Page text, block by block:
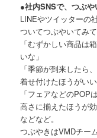
●社内SNSで、つぶや
LINEやツイッターの
ついてつぶやいてみて
「むずかしい商品は
いな」
「季節が到来したら
着せ付けたほうがいい
「フェアなどのPOP
高さに揃えたほうが効
などなど。
つぶやきはVMDチー